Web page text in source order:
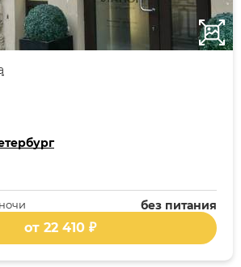
без питания
от 22 410 ₽